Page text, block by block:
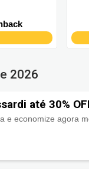
2026
até 30%
e economize agora